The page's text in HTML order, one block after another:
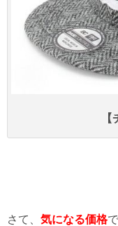
さて、 気になる価格